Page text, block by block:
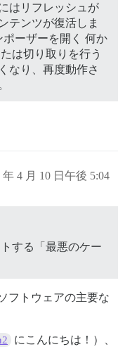
はリフレッシュが
テンツが復活しま
ーザーを開く 何か
は切り取りを行う
なり、再度動作さ
年 4 月 10 日午後 5:04
する「最悪のケー
フトウェアの主要な
にこんにちは！）、